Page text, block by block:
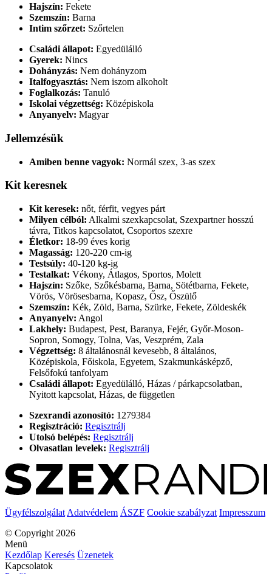
Hajszín: Fekete
Szemszín: Barna
Intim szőrzet: Szőrtelen
Családi állapot: Egyedülálló
Gyerek: Nincs
Dohányzás: Nem dohányzom
Italfogyasztás: Nem iszom alkoholt
Foglalkozás: Tanuló
Iskolai végzettség: Középiskola
Anyanyelv: Magyar
Jellemzésük
Amiben benne vagyok: Normál szex, 3-as szex
Kit keresnek
Kit keresek: nőt, férfit, vegyes párt
Milyen célból: Alkalmi szexkapcsolat, Szexpartner hosszú
távra, Titkos kapcsolatot, Csoportos szexre
Életkor: 18-99 éves korig
Magasság: 120-220 cm-ig
Testsúly: 40-120 kg-ig
Testalkat: Vékony, Átlagos, Sportos, Molett
Hajszín: Szőke, Szőkésbarna, Barna, Sötétbarna, Fekete,
Vörös, Vörösesbarna, Kopasz, Ősz, Őszülő
Szemszín: Kék, Zöld, Barna, Szürke, Fekete, Zöldeskék
Anyanyelv: Angol
Lakhely: Budapest, Pest, Baranya, Fejér, Győr-Moson-
Sopron, Somogy, Tolna, Vas, Veszprém, Zala
Végzettség: 8 általánosnál kevesebb, 8 általános,
Középiskola, Főiskola, Egyetem, Szakmunkásképző,
Felsőfokú tanfolyam
Családi állapot: Egyedülálló, Házas / párkapcsolatban,
Nyitott kapcsolat, Házas, de független
Szexrandi azonosító: 1279384
Regisztráció: Regisztrálj
Utolsó belépés: Regisztrálj
Olvasatlan levelek: Regisztrálj
Ügyfélszolgálat Adatvédelem ÁSZF Cookie szabályzat Impresszum
© Copyright 2026
Menü
Kezdőlap Keresés Üzenetek
Kapcsolatok